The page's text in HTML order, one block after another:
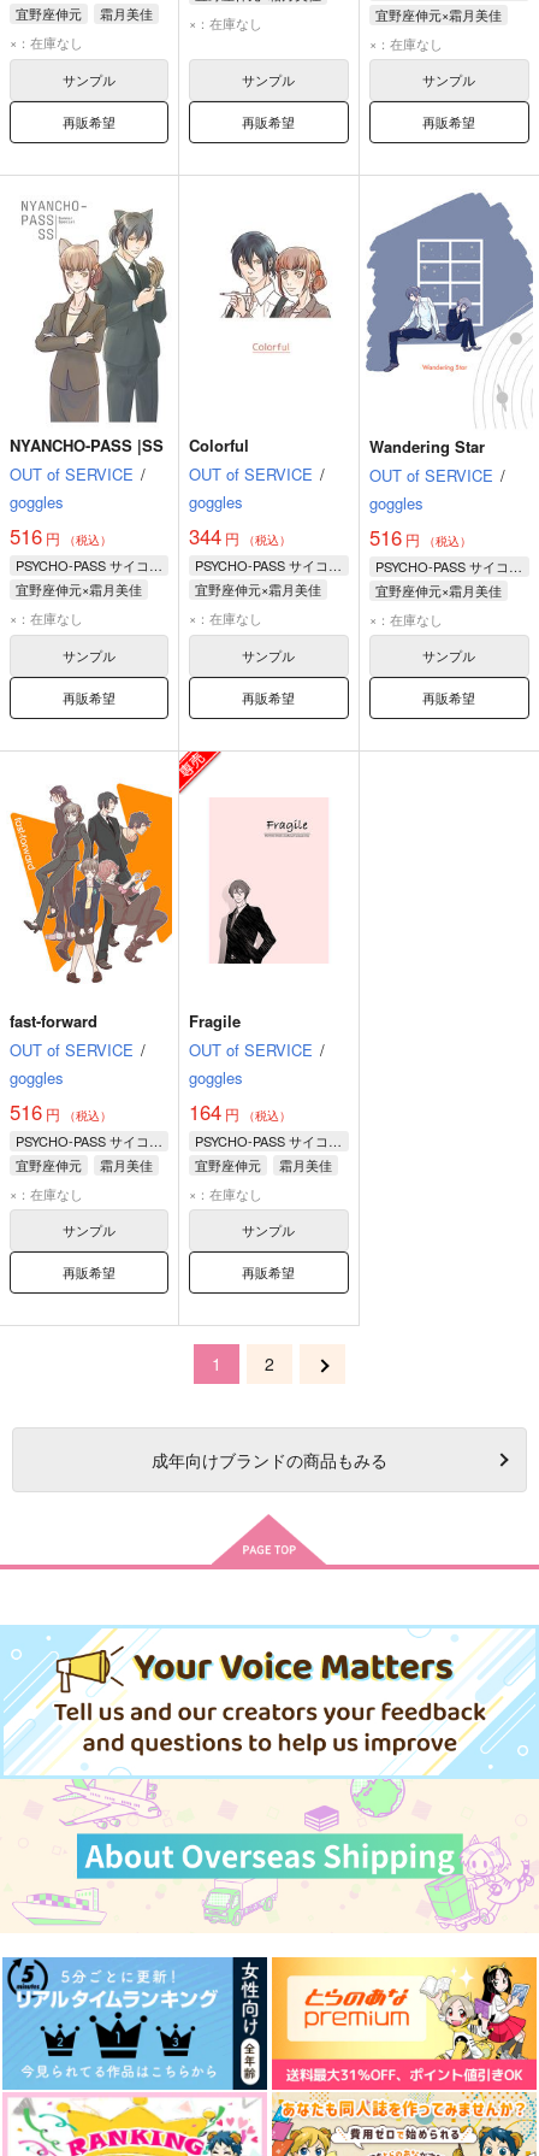
宜野座伸元
霜月美佳
×：在庫なし
サンプル
再販希望
宜野座伸元
×：在庫なし
サンプル
再販希望
宜野座伸元×霜月美佳
宜野座伸元
×：在庫なし
サンプル
再販希望
NYANCHO-PASS |SS
OUT of SERVICE /
goggles
516 円 （税込）
PSYCHO-PASS サイコパス
宜野座伸元×霜月美佳
宜野座伸元
×：在庫なし
サンプル
再販希望
Colorful
OUT of SERVICE /
goggles
344 円 （税込）
PSYCHO-PASS サイコパス
宜野座伸元×霜月美佳
宜野座伸元
×：在庫なし
サンプル
再販希望
Wandering Star
OUT of SERVICE /
goggles
516円 （税込）
PSYCHO-PASS サイコパス
宜野座伸元×霜月美佳
宜野座伸元
×：在庫なし
サンプル
再販希望
fast-forward
OUT of SERVICE /
goggles
516 円 （税込）
PSYCHO-PASS サイコパス
宜野座伸元
霜月美佳
×：在庫なし
サンプル
再販希望
Fragile
OUT of SERVICE /
goggles
164 円 （税込）
PSYCHO-PASS サイコパス
宜野座伸元
霜月美佳
×：在庫なし
サンプル
再販希望
1 2
成年向けブランドの商品もみる